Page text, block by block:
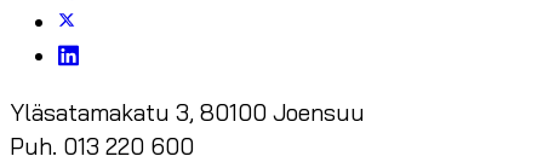
Yläsatamakatu 3, 80100 Joensuu
Puh. 013 220 600